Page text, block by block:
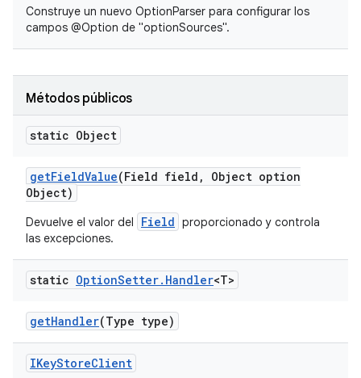
Construye un nuevo OptionParser para configurar los
campos @Option de "optionSources".
Métodos públicos
static Object
getFieldValue(Field field ,
Object option
Object)
Devuelve el valor del Field proporcionado y controla
las excepciones.
static OptionSetter. Handler<T>
getHandler(Type type)
IKeyStoreClient